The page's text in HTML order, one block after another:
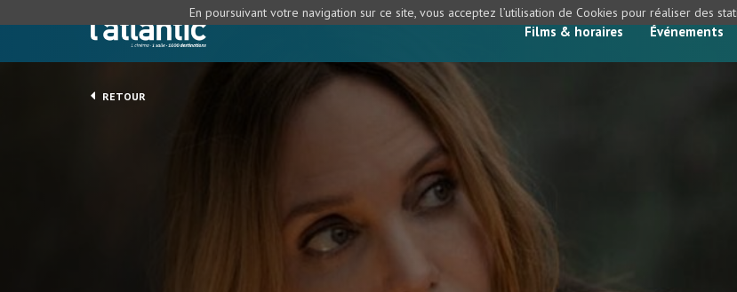
Films & horaires Événements
RETOUR
En poursuivant votre navigation sur ce site, vous acceptez l’utilisation de Cookies pour réaliser des